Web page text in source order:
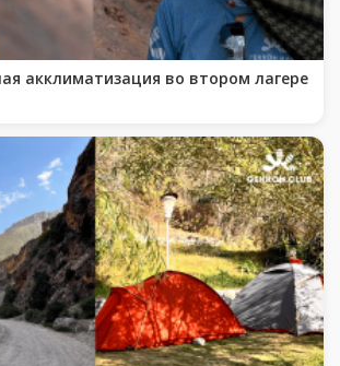
акклиматизация во втором лагере